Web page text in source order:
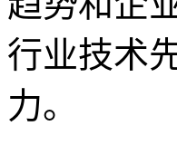
行业技术
力。